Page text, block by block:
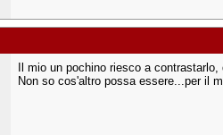
Il mio un pochino riesco a
Non so cos'altro possa essere...per il